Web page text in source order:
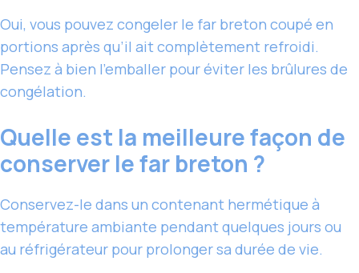
Oui, vous pouvez congeler le far breton coupé en
portions après qu’il ait complètement refroidi.
Pensez à bien l’emballer pour éviter les brûlures de
congélation.
Quelle est la meilleure façon de
conserver le far breton ?
Conservez-le dans un contenant hermétique à
température ambiante pendant quelques jours ou
au réfrigérateur pour prolonger sa durée de vie.